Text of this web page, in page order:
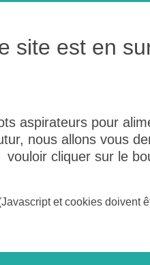
site est en
aspirateurs pour
nous allons vous
vouloir cliquer sur le
et cookies doivent